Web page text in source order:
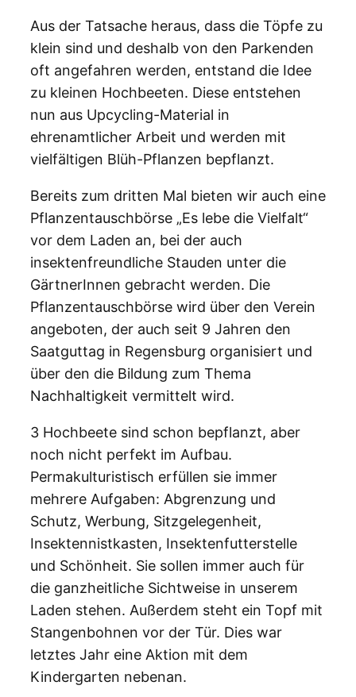
Aus der Tatsache heraus, dass die Töpfe zu
klein sind und deshalb von den Parkenden
oft angefahren werden, entstand die Idee
zu kleinen Hochbeeten. Diese entstehen
nun aus Upcycling-Material in
ehrenamtlicher Arbeit und werden mit
vielfältigen Blüh-Pflanzen bepflanzt.
Bereits zum dritten Mal bieten wir auch eine
Pflanzentauschbörse „Es lebe die Vielfalt“
vor dem Laden an, bei der auch
insektenfreundliche Stauden unter die
GärtnerInnen gebracht werden. Die
Pflanzentauschbörse wird über den Verein
angeboten, der auch seit 9 Jahren den
Saatguttag in Regensburg organisiert und
über den die Bildung zum Thema
Nachhaltigkeit vermittelt wird.
3 Hochbeete sind schon bepflanzt, aber
noch nicht perfekt im Aufbau.
Permakulturistisch erfüllen sie immer
mehrere Aufgaben: Abgrenzung und
Schutz, Werbung, Sitzgelegenheit,
Insektennistkasten, Insektenfutterstelle
und Schönheit. Sie sollen immer auch für
die ganzheitliche Sichtweise in unserem
Laden stehen. Außerdem steht ein Topf mit
Stangenbohnen vor der Tür. Dies war
letztes Jahr eine Aktion mit dem
Kindergarten nebenan.